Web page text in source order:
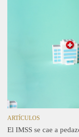
ARTÍCULOS
El IMSS se cae a